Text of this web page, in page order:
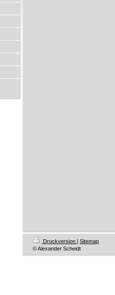
Druckversion | Sitemap
© Alexander Scheidt